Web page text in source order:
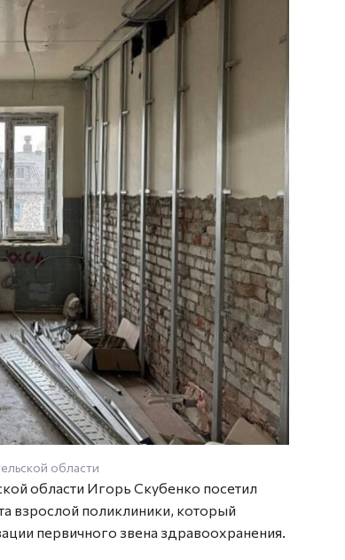
области
области Игорь Скубенко посетил
взрослой поликлиники, который
первичного звена здравоохранения.